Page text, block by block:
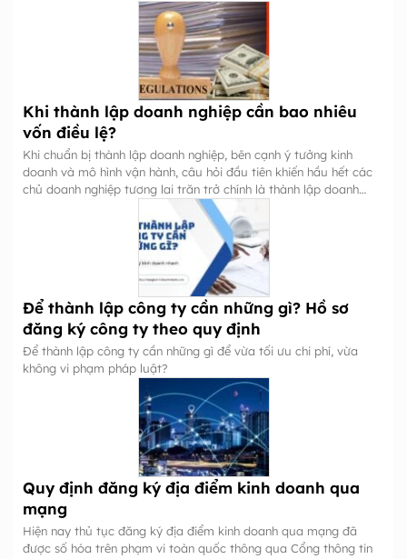
Khi thành lập doanh nghiệp cần bao nhiêu
vốn điều lệ?
Khi chuẩn bị thành lập doanh nghiệp, bên cạnh ý tưởng kinh
doanh và mô hình vận hành, câu hỏi đầu tiên khiến hầu hết các
chủ doanh nghiệp tương lai trăn trở chính là thành lập doanh
Để thành lập công ty cần những gì? Hồ sơ
đăng ký công ty theo quy định
Để thành lập công ty cần những gì để vừa tối ưu chi phí, vừa
không vi phạm pháp luật?
Quy định đăng ký địa điểm kinh doanh qua
mạng
Hiện nay thủ tục đăng ký địa điểm kinh doanh qua mạng đã
được số hóa trên phạm vi toàn quốc thông qua Cổng thông tin